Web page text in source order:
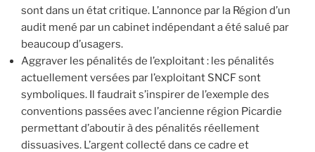
sont dans un état critique. L’annonce par la Région d’un
audit mené par un cabinet indépendant a été salué par
beaucoup d’usagers.
Aggraver les pénalités de l’exploitant : les pénalités
actuellement versées par l’exploitant SNCF sont
symboliques. Il faudrait s’inspirer de l’exemple des
conventions passées avec l’ancienne région Picardie
permettant d’aboutir à des pénalités réellement
dissuasives. L’argent collecté dans ce cadre et